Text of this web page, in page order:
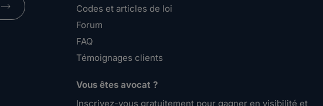
Codes et articles de loi
Forum
FAQ
Témoignages clients
Vous êtes avocat ?
Inscrivez-vous gratuitement pour gagner en visibilité et